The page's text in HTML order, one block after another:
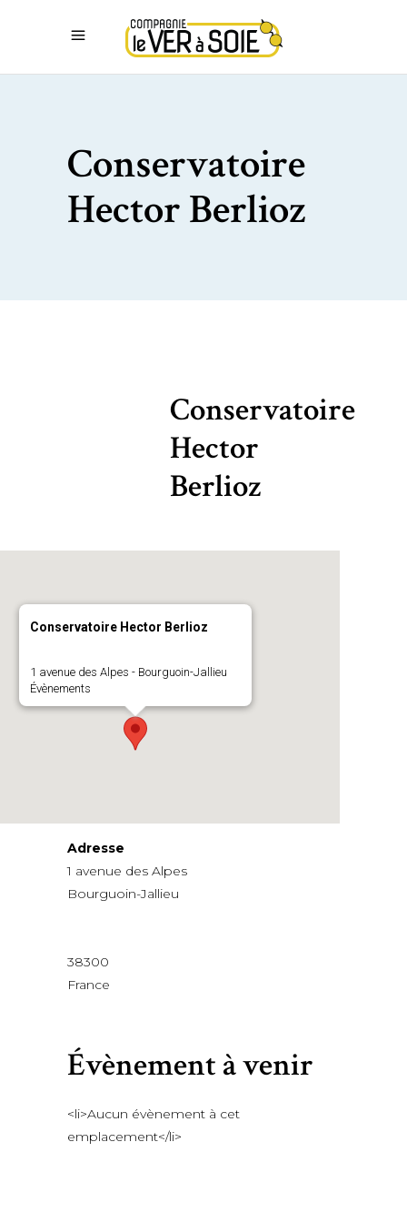
Conservatoire
Hector Berlioz
Conservatoire
Hector
Berlioz
Conservatoire Hector Berlioz
1 avenue des Alpes - Bourguoin-Jallieu
Évènements
Adresse
1 avenue des Alpes
Bourguoin-Jallieu
38300
France
Évènement à venir
<li>Aucun évènement à cet
emplacement</li>